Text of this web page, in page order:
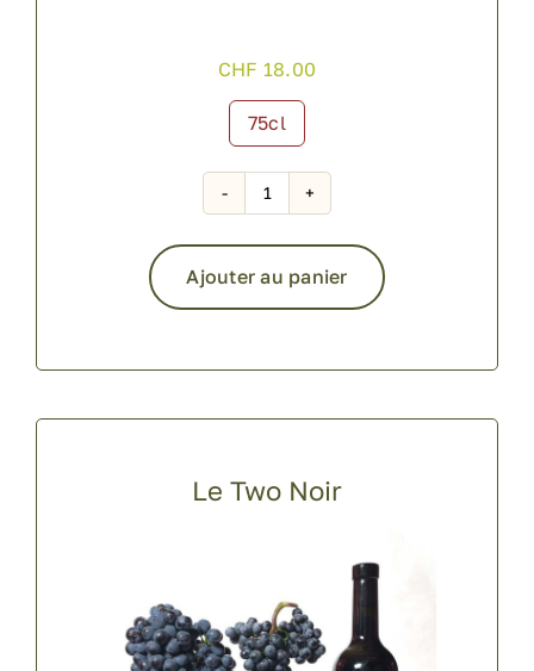
CHF 18.00
75cl
quantité
Coup
Ajouter au panier
Le Two Noir